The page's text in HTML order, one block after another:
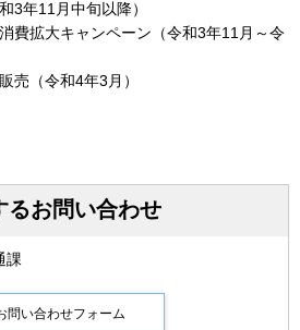
3年11月中旬以降）
費拡大キャンペーン（令和3年11月～令
売（令和4年3月）
るお問い合わせ
課